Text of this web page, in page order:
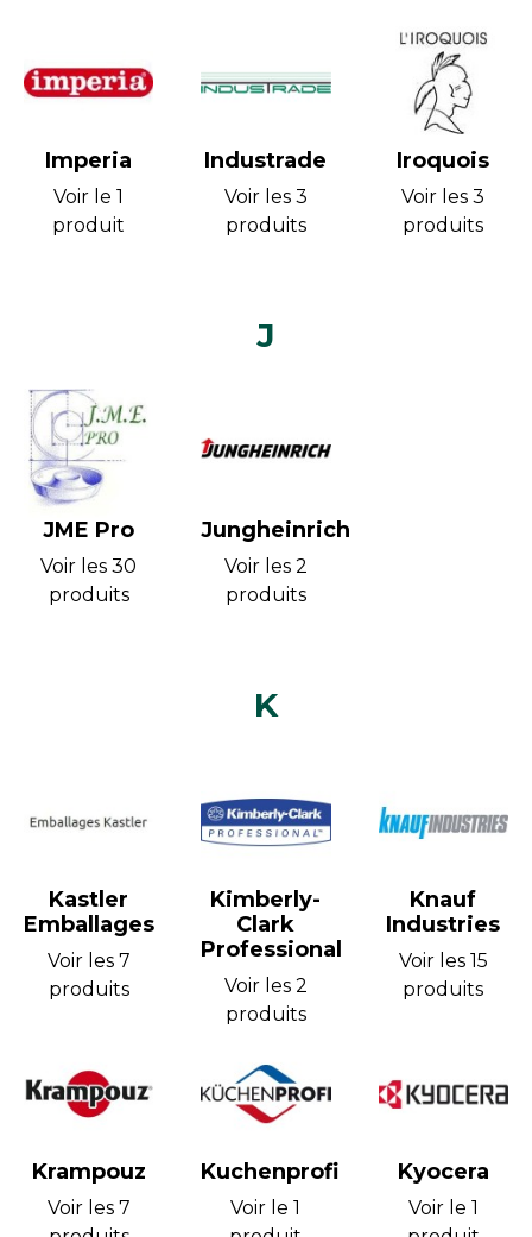
Imperia
Voir le 1
produit
Industrade
Voir les 3
produits
Iroquois
Voir les 3
produits
J
JME Pro
Voir les 30
produits
Jungheinrich
Voir les 2
produits
K
Kastler
Emballages
Voir les 7
produits
Kimberly-
Clark
Professional
Voir les 2
produits
Knauf
Industries
Voir les 15
produits
Krampouz
Voir les 7
Kuchenprofi
Voir le 1
Kyocera
Voir le 1